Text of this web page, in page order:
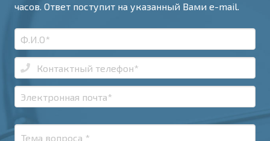
часов. Ответ поступит на указанный Вами e-mail.